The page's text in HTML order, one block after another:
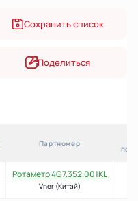
Сохранить список
Поделиться
Партномер
Ротаметр 4G7.352.001KL
Vner (Китай)